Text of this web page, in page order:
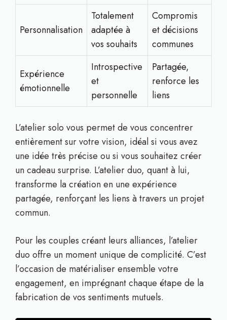
Personnalisation
Totalement
adaptée à
vos souhaits
Compromis
et décisions
communes
Expérience
émotionnelle
Introspective
et
personnelle
Partagée,
renforce les
liens
L’atelier solo vous permet de vous concentrer
entièrement sur votre vision, idéal si vous avez
une idée très précise ou si vous souhaitez créer
un cadeau surprise. L’atelier duo, quant à lui,
transforme la création en une expérience
partagée, renforçant les liens à travers un projet
commun.
Pour les couples créant leurs alliances, l’atelier
duo offre un moment unique de complicité. C’est
l’occasion de matérialiser ensemble votre
engagement, en imprégnant chaque étape de la
fabrication de vos sentiments mutuels.